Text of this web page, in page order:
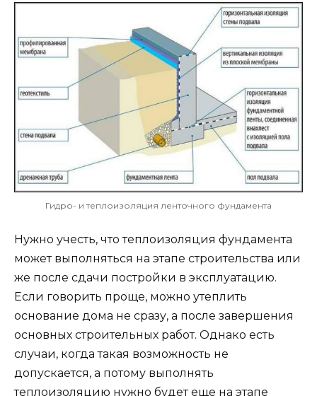
Гидро- и теплоизоляция ленточного фундамента
Нужно учесть, что теплоизоляция фундамента
может выполняться на этапе строительства или
же после сдачи постройки в эксплуатацию.
Если говорить проще, можно утеплить
основание дома не сразу, а после завершения
основных строительных работ. Однако есть
случаи, когда такая возможность не
допускается, а потому выполнять
теплоизоляцию нужно будет еще на этапе